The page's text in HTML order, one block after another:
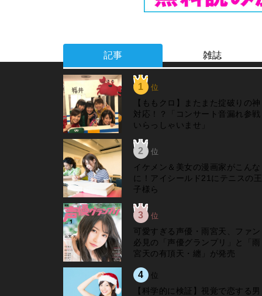
記事 雑誌
1 位
【ももクロ】またまた掟破りの神
対応！？「コンサート音漏れ参戦
いらっしゃいませ」
2 位
イケメン＆美女の漫画家がこんな
に！アイシールド21にテニスの王
子様ら
3 位
可愛すぎる声優・雨宮天、ファン
必見の「声優グランプリ」と「雨
宮天の有頂天・纏」が発売
4 位
【科学的に検証】視覚で恋する男